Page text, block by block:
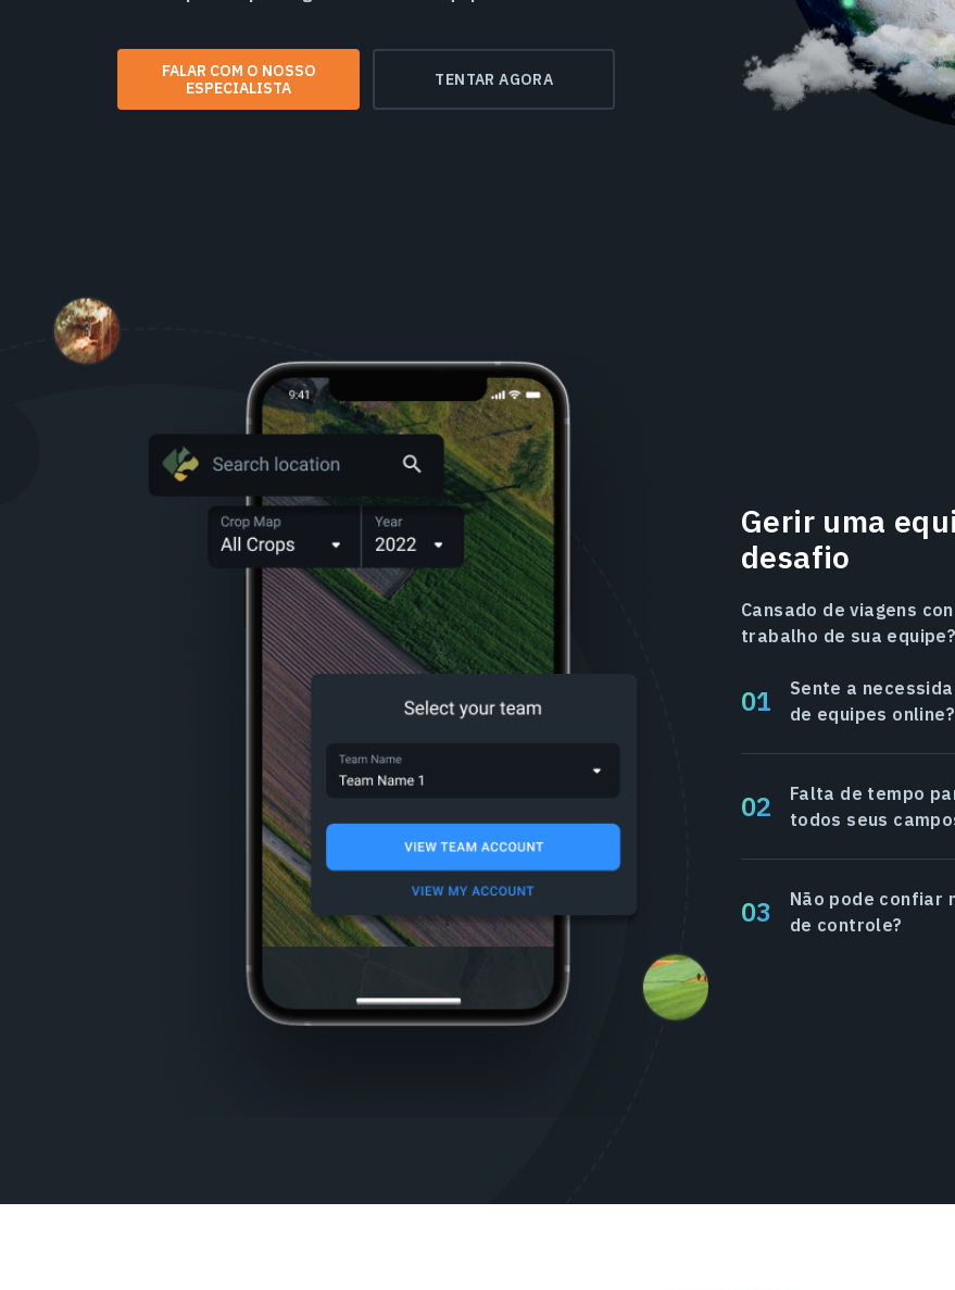
FALAR COM O NOSSO
ESPECIALISTA
TENTAR AGORA
Gerir uma
desafio
Cansado de viagens
trabalho de sua equipe?
Sente a
de equipes online?
Falta de tempo
todos seus
Não pode confiar
de controle?